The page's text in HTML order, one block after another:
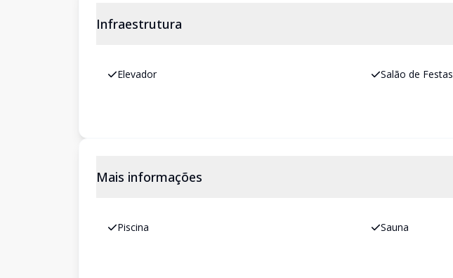
Infraestrutura
Elevador Salão de Festas
Mais informações
Piscina Sauna